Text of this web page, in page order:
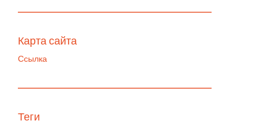
—————————————————————————
Карта сайта
Ссылка
—————————————————————————
Теги